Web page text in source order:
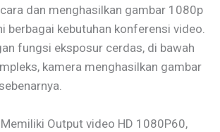
dan menghasilkan gambar 1080p
berbagai kebutuhan konferensi video.
fungsi eksposur cerdas, di bawah
kamera menghasilkan gambar
Output video HD 1080P60,